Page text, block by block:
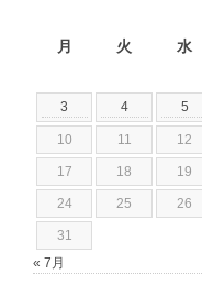
月 火 水
3 4 5
10 11 12
17 18 19
24 25 26
31
« 7月